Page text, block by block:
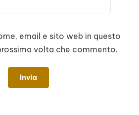
email e sito web in questo
volta che commento.